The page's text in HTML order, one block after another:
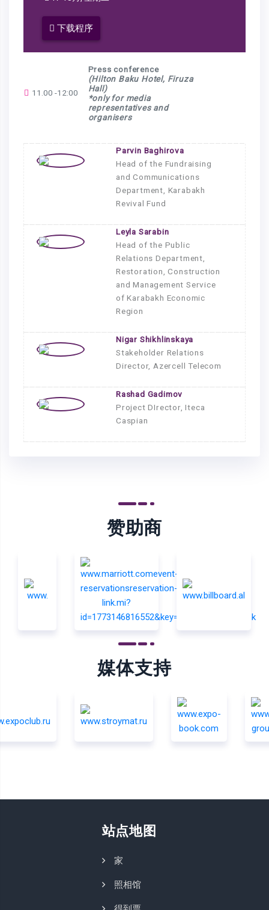
下载程序
11.00 -12:00
Press conference
(Hilton Baku Hotel, Firuza
Hall)
*only for media
representatives and
organisers
Parvin Baghirova
Head of the Fundraising
and Communications
Department, Karabakh
Revival Fund
Leyla Sarabin
Head of the Public
Relations Department,
Restoration, Construction
and Management Service
of Karabakh Economic
Region
Nigar Shikhlinskaya
Stakeholder Relations
Director, Azercell Telecom
Rashad Gadimov
Project DIrector, Iteca
Caspian
赞助商
媒体支持
站点地图
家
照相馆